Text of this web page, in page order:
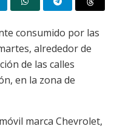
consumido por las
alrededor de
de las calles
en la zona de
marca Chevrolet,